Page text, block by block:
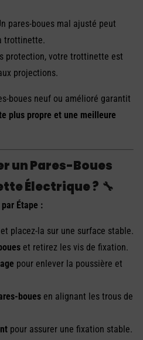
pares-boues mal ajusté peut
trottinette.
protection, votre trottinette est
projections.
boues neuf ou amélioré garantit
plus propre et une meilleure
un Pares-Boues
Électrique ? 🔧
Étape :
et placez-la sur une surface stable.
et retirez les vis de fixation.
pour enlever la poussière et
boues en alignant les trous de
pour assurer une fixation stable.